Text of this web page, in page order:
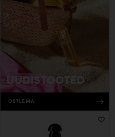
UUDISTOOTED
OSTLEMA